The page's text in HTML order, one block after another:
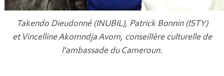
Takendo Dieudonné (INUBIL), Patrick Bonnin (ISTY)
et Vincelline Akomndja Avom, conseillère culturelle de
l'ambassade du Cameroun.